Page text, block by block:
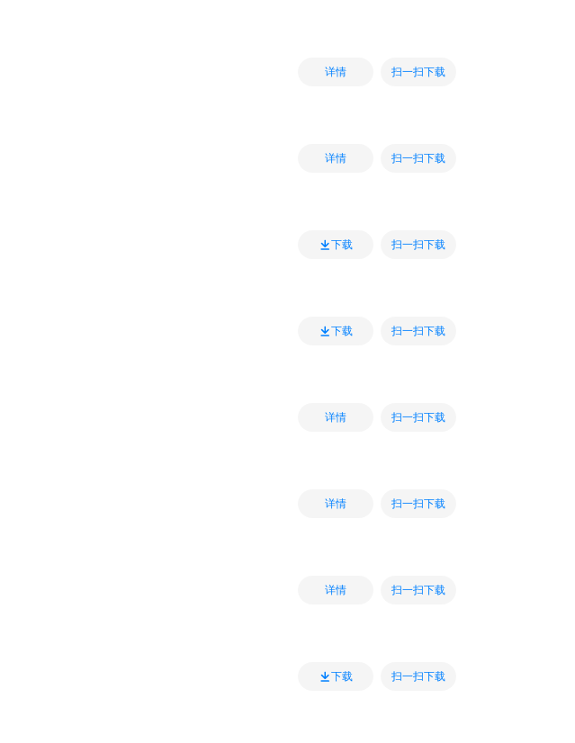
详情 扫一扫下载
详情 扫一扫下载
下载 扫一扫下载
下载 扫一扫下载
详情 扫一扫下载
详情 扫一扫下载
详情 扫一扫下载
下载 扫一扫下载